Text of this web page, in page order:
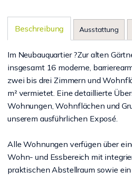
Beschreibung Ausstattung
Im Neubauquartier ?Zur alten
insgesamt 16 moderne,
zwei bis drei Zimmern und
m² vermietet. Eine detaillierte
Wohnungen, Wohnflächen und
unserem ausführlichen Exposé.
Alle Wohnungen verfügen über
Wohn- und Essbereich mit
praktischen Abstellraum sowie